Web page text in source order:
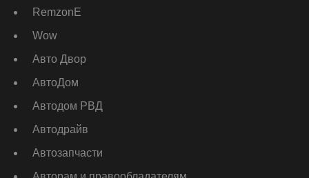
RemzonE
Wow
Авто Двор
АвтоДом
Автодом РВД
Автодрайв
Автозапчасти